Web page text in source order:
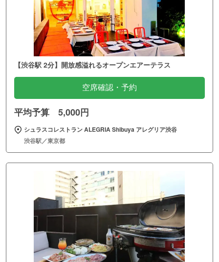
【渋谷駅 2分】開放感溢れるオープンエアーテラス
空席確認・予約
平均予算 5,000円
シュラスコレストラン ALEGRIA Shibuya アレグリア渋谷
渋谷駅／東京都